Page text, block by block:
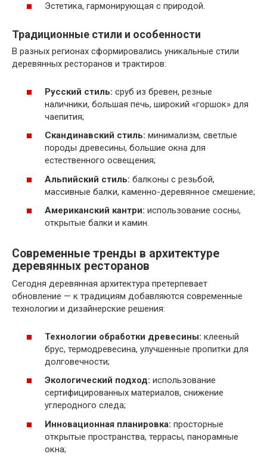
Эстетика, гармонирующая с природой.
Традиционные стили и особенности
В разных регионах сформировались уникальные стили
деревянных ресторанов и трактиров:
Русский стиль: сруб из бревен, резные
наличники, большая печь, широкий «горшок» для
чаепития;
Скандинавский стиль: минимализм, светлые
породы древесины, большие окна для
естественного освещения;
Альпийский стиль: балконы с резьбой,
массивные балки, каменно-деревянное смешение;
Американский кантри: использование сосны,
открытые балки и камин.
Современные тренды в архитектуре
деревянных ресторанов
Сегодня деревянная архитектура претерпевает
обновление — к традициям добавляются современные
технологии и дизайнерские решения:
Технологии обработки древесины: клееный
брус, термодревесина, улучшенные пропитки для
долговечности;
Экологический подход: использование
сертифицированных материалов, снижение
углеродного следа;
Инновационная планировка: просторные
открытые пространства, террасы, панорамные
окна;